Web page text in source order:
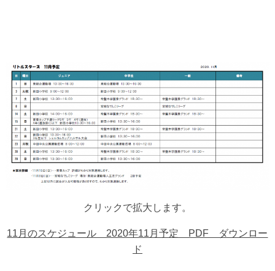
クリックで拡大します。
11月のスケジュール 2020年11月予定 PDF ダウンロー
ド